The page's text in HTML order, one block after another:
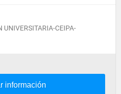
UNIVERSITARIA-CEIPA-
información